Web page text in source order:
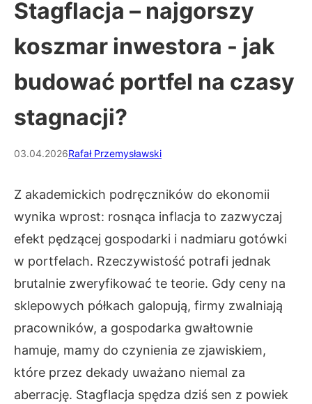
Stagflacja – najgorszy
koszmar inwestora - jak
budować portfel na czasy
stagnacji?
03.04.2026Rafał Przemysławski
Z akademickich podręczników do ekonomii
wynika wprost: rosnąca inflacja to zazwyczaj
efekt pędzącej gospodarki i nadmiaru gotówki
w portfelach. Rzeczywistość potrafi jednak
brutalnie zweryfikować te teorie. Gdy ceny na
sklepowych półkach galopują, firmy zwalniają
pracowników, a gospodarka gwałtownie
hamuje, mamy do czynienia ze zjawiskiem,
które przez dekady uważano niemal za
aberrację. Stagflacja spędza dziś sen z powiek